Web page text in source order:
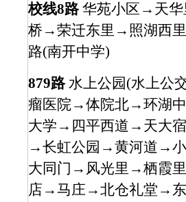
校线8路华苑小区→天
桥→荣迁东里→照湖西
路(南开中学)
879路水上公园(水上公
瘤医院→体院北→环湖
大学→四平西道→天大
→长虹公园→黄河道→
大同门→风光里→栖霞
店→马庄→北仓礼堂→